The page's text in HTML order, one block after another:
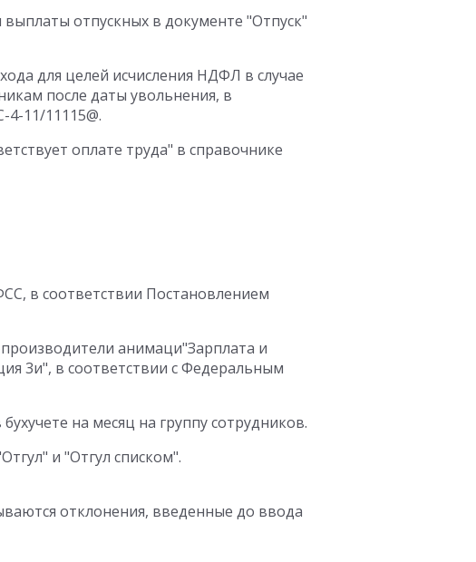
отпускных в документе "Отпуск"
для целей исчисления НДФЛ в случае
после даты увольнения, в
11/11115@.
оплате труда" в справочнике
в соответствии Постановлением
анимаци"Зарплата и
3и", в соответствии с Федеральным
на месяц на группу сотрудников.
и "Отгул списком".
отклонения, введенные до ввода